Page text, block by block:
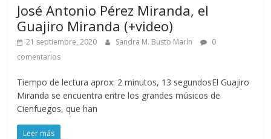
José Antonio Pérez Miranda, el
Guajiro Miranda (+video)
21 septiembre, 2020 Sandra M. Busto Marín
0
comentarios
Tiempo de lectura aprox: 2 minutos, 13 segundosEl Guajiro
Miranda se encuentra entre los grandes músicos de
Cienfuegos, que han
Leer más